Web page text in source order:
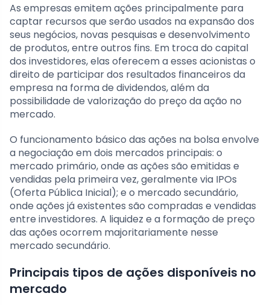
As empresas emitem ações principalmente para
captar recursos que serão usados na expansão dos
seus negócios, novas pesquisas e desenvolvimento
de produtos, entre outros fins. Em troca do capital
dos investidores, elas oferecem a esses acionistas o
direito de participar dos resultados financeiros da
empresa na forma de dividendos, além da
possibilidade de valorização do preço da ação no
mercado.
O funcionamento básico das ações na bolsa envolve
a negociação em dois mercados principais: o
mercado primário, onde as ações são emitidas e
vendidas pela primeira vez, geralmente via IPOs
(Oferta Pública Inicial); e o mercado secundário,
onde ações já existentes são compradas e vendidas
entre investidores. A liquidez e a formação de preço
das ações ocorrem majoritariamente nesse
mercado secundário.
Principais tipos de ações disponíveis no
mercado